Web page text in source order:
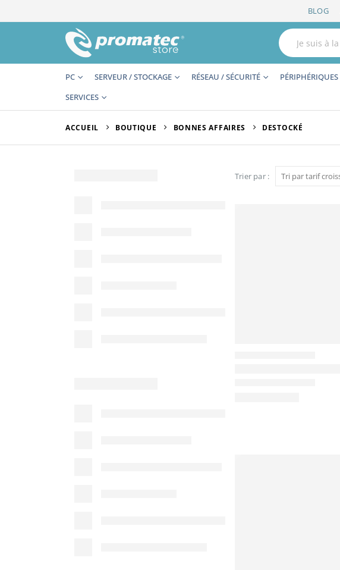
BLOG
PC SERVEUR / STOCKAGE RÉSEAU / SÉCURITÉ PÉRIPHÉRIQUES
SERVICES
ACCUEIL BOUTIQUE BONNES AFFAIRES DESTOCKÉ
Trier par :